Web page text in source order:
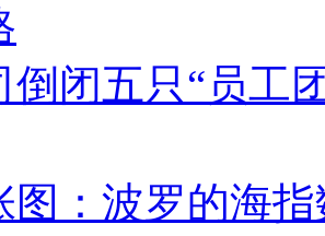
倒闭五只“员工
图：波罗的海